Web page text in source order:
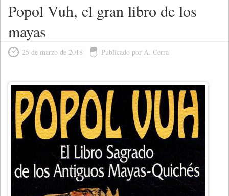
Popol Vuh, el gran libro de los
mayas
25 de marzo de 2018 Publicado por A. Cerra